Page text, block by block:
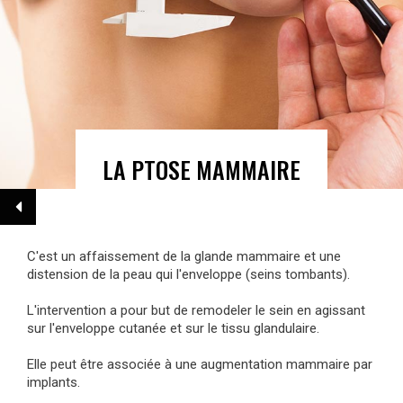
LA PTOSE MAMMAIRE
C'est un affaissement de la glande mammaire et une
distension de la peau qui l'enveloppe (seins tombants).
L'intervention a pour but de remodeler le sein en agissant
sur l'enveloppe cutanée et sur le tissu glandulaire.
Elle peut être associée à une augmentation mammaire par
implants.